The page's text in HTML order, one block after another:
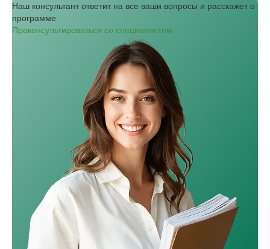
Наш консультант ответит на все ваши вопросы и расскажет о
программе
Проконсультироваться со специалистом